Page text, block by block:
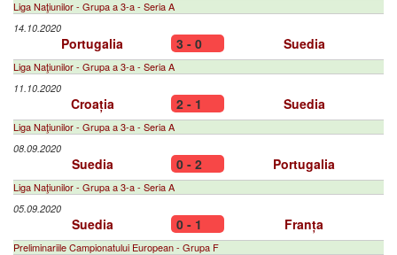
Liga Naţiunilor - Grupa a 3-a - Seria A
14.10.2020
Portugalia 3 - 0 Suedia
Liga Naţiunilor - Grupa a 3-a - Seria A
11.10.2020
Croația 2 - 1 Suedia
Liga Naţiunilor - Grupa a 3-a - Seria A
08.09.2020
Suedia 0 - 2 Portugalia
Liga Naţiunilor - Grupa a 3-a - Seria A
05.09.2020
Suedia 0 - 1 Franța
Preliminariile Campionatului European - Grupa F